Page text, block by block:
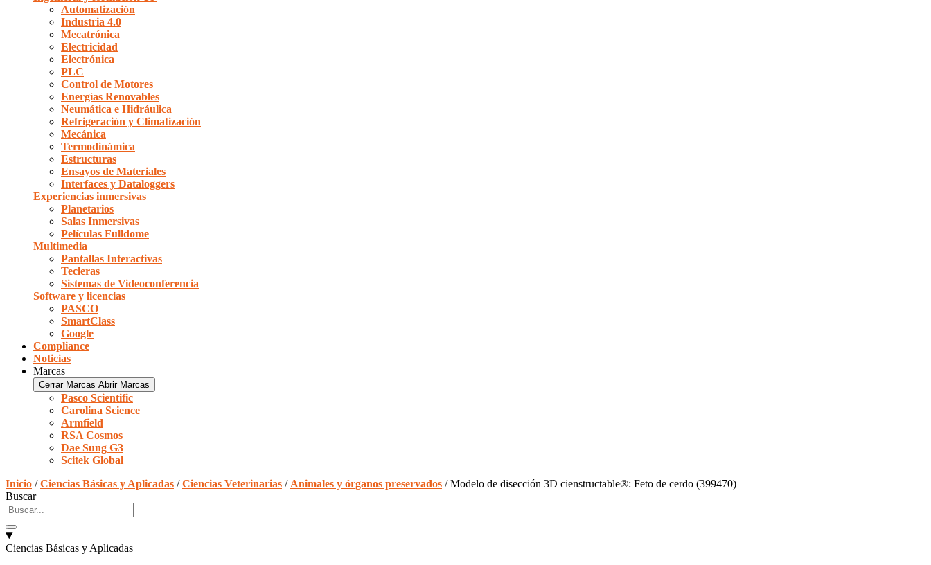
Automatización
Industria 4.0
Mecatrónica
Electricidad
Electrónica
PLC
Control de Motores
Energías Renovables
Neumática e Hidráulica
Refrigeración y Climatización
Mecánica
Termodinámica
Estructuras
Ensayos de Materiales
Interfaces y Dataloggers
Experiencias inmersivas
Planetarios
Salas Inmersivas
Películas Fulldome
Multimedia
Pantallas Interactivas
Tecleras
Sistemas de Videoconferencia
Software y licencias
PASCO
SmartClass
Google
Compliance
Noticias
Marcas
Cerrar Marcas Abrir Marcas
Pasco Scientific
Carolina Science
Armfield
RSA Cosmos
Dae Sung G3
Scitek Global
Inicio /Ciencias Básicas y Aplicadas /Ciencias Veterinarias / Animales y órganos preservados / Modelo de disección 3D cienstructable®: Feto de cerdo (399470)
Buscar
Ciencias Básicas y Aplicadas